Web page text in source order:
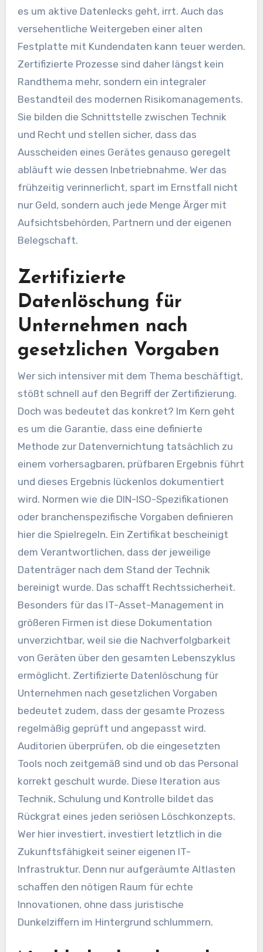
es um aktive Datenlecks geht, irrt. Auch das
versehentliche Weitergeben einer alten
Festplatte mit Kundendaten kann teuer werden.
Zertifizierte Prozesse sind daher längst kein
Randthema mehr, sondern ein integraler
Bestandteil des modernen Risikomanagements.
Sie bilden die Schnittstelle zwischen Technik
und Recht und stellen sicher, dass das
Ausscheiden eines Gerätes genauso geregelt
abläuft wie dessen Inbetriebnahme. Wer das
frühzeitig verinnerlicht, spart im Ernstfall nicht
nur Geld, sondern auch jede Menge Ärger mit
Aufsichtsbehörden, Partnern und der eigenen
Belegschaft.
Zertifizierte
Datenlöschung für
Unternehmen nach
gesetzlichen Vorgaben
Wer sich intensiver mit dem Thema beschäftigt,
stößt schnell auf den Begriff der Zertifizierung.
Doch was bedeutet das konkret? Im Kern geht
es um die Garantie, dass eine definierte
Methode zur Datenvernichtung tatsächlich zu
einem vorhersagbaren, prüfbaren Ergebnis führt
und dieses Ergebnis lückenlos dokumentiert
wird. Normen wie die DIN-ISO-Spezifikationen
oder branchenspezifische Vorgaben definieren
hier die Spielregeln. Ein Zertifikat bescheinigt
dem Verantwortlichen, dass der jeweilige
Datenträger nach dem Stand der Technik
bereinigt wurde. Das schafft Rechtssicherheit.
Besonders für das IT-Asset-Management in
größeren Firmen ist diese Dokumentation
unverzichtbar, weil sie die Nachverfolgbarkeit
von Geräten über den gesamten Lebenszyklus
ermöglicht. Zertifizierte Datenlöschung für
Unternehmen nach gesetzlichen Vorgaben
bedeutet zudem, dass der gesamte Prozess
regelmäßig geprüft und angepasst wird.
Auditorien überprüfen, ob die eingesetzten
Tools noch zeitgemäß sind und ob das Personal
korrekt geschult wurde. Diese Iteration aus
Technik, Schulung und Kontrolle bildet das
Rückgrat eines jeden seriösen Löschkonzepts.
Wer hier investiert, investiert letztlich in die
Zukunftsfähigkeit seiner eigenen IT-
Infrastruktur. Denn nur aufgeräumte Altlasten
schaffen den nötigen Raum für echte
Innovationen, ohne dass juristische
Dunkelziffern im Hintergrund schlummern.